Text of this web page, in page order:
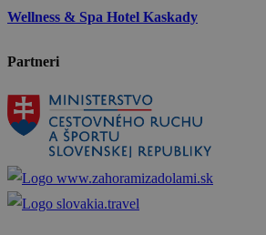
Wellness & Spa Hotel Kaskady
Partneri